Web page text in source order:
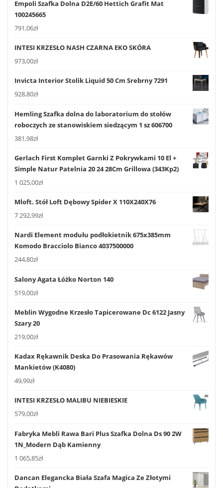
Empoli Szafka Dolna D2E/60 Hettich Grafit Mat
100245665
791,06zł
INTESI KRZESŁO NASH CZARNA EKO SKÓRA
973,00zł
Invicta Interior Stolik Liquid 50 Cm Srebrny 7291
928,80zł
Hemling Szafka dolna do laboratorium do stołów
roboczych ze stanowiskiem siedzącym 1 sz 606700
381,98zł
Gerlach First Komplet Garnki Z Pokrywkami 10 El +
Simple Natur Patelnia 20 24 28Cm Grillowa (343Kp2)
1 025,00zł
Mloft. Stół Loft Dębowy Spider X 110X240X76
7 292,99zł
Nardi Element modułu podłokietnik 675x385mm
Komodo Bracciolo Bianco 4037500000
244,80zł
Salony Agata Łóżko Norton 140
519,00zł
Meblin Wygodne Krzesło Tapicerowane Dc 6122 Jasny
Szary 20
219,00zł
Kadax Rękawnik Deska Do Prasowania Rękawów
Mankietów (K4080)
49,99zł
INTESI KRZESŁO MALIBU NIEBIESKIE
579,00zł
Fabryka Mebli Rawa Bari Plus Szafka Dolna Ds 90 2W
1N_Modern Dąb Kamienny
1 065,85zł
Dancan Elegancka Biała Szafa Magica Ze Złotymi